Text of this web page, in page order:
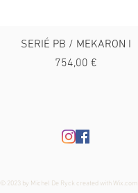
SERIÉ PB / MEKARON I
Preço
754,00 €
© 2023 by Michel De Ryck created with Wix.com